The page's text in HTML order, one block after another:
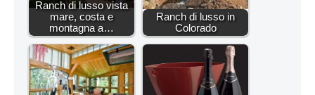
Ranch di lusso vista
mare, costa e
montagna a…
Ranch di lusso in
Colorado